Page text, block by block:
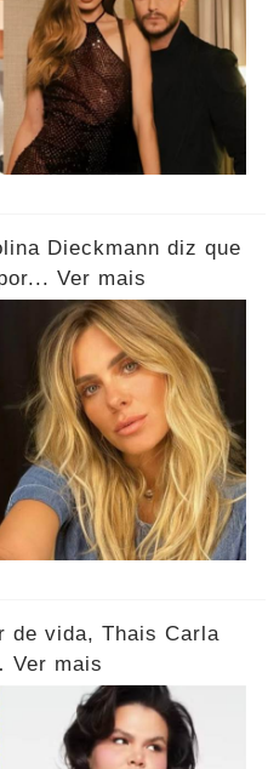
Dieckmann diz que
Ver mais
de vida, Thais Carla
Ver mais